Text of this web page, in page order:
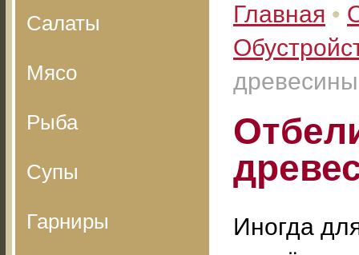
Салаты
Мясо
Рыба
Супы
Гарниры
Главная •
древесины
Иногда